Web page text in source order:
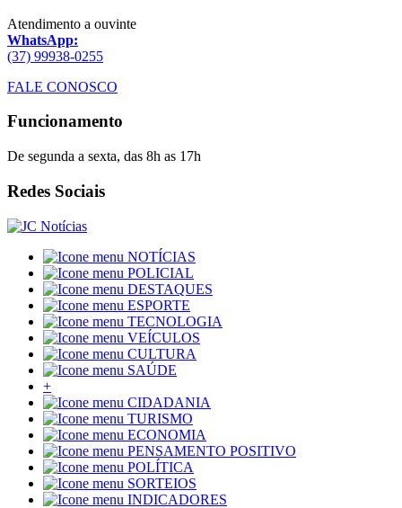
Atendimento a ouvinte
WhatsApp:
(37) 99938-0255
FALE CONOSCO
Funcionamento
De segunda a sexta, das 8h as 17h
Redes Sociais
NOTÍCIAS
POLICIAL
DESTAQUES
ESPORTE
TECNOLOGIA
VEÍCULOS
CULTURA
SAÚDE
+
CIDADANIA
TURISMO
ECONOMIA
PENSAMENTO POSITIVO
POLÍTICA
SORTEIOS
INDICADORES